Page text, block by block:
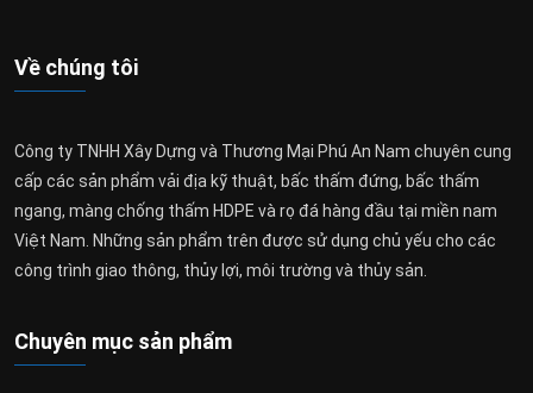
Về chúng tôi
Công ty TNHH Xây Dựng và Thương Mại Phú An Nam chuyên cung
cấp các sản phẩm vải địa kỹ thuật, bấc thấm đứng, bấc thấm
ngang, màng chống thấm HDPE và rọ đá hàng đầu tại miền nam
Việt Nam. Những sản phẩm trên được sử dụng chủ yếu cho các
công trình giao thông, thủy lợi, môi trường và thủy sản.
Chuyên mục sản phẩm